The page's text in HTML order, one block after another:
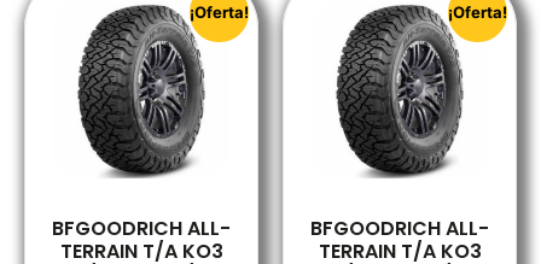
¡Oferta!
BFGOODRICH ALL-
TERRAIN T/A KO3
¡Oferta!
BFGOODRICH ALL-
TERRAIN T/A KO3